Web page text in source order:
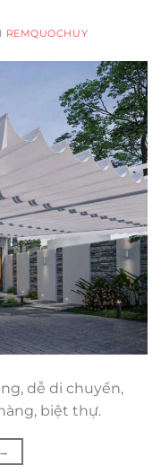
REMQUOCHUY
dễ di chuyển,
biệt thự.
→